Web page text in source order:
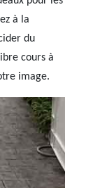
à la
du
cours à
image.